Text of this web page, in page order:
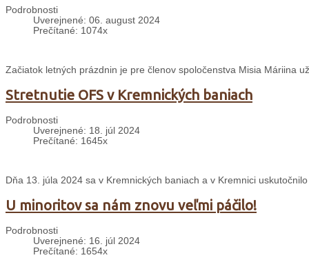
Podrobnosti
Uverejnené: 06. august 2024
Prečítané: 1074x
Začiatok letných prázdnin je pre členov spoločenstva Misia Máriina
Stretnutie OFS v Kremnických baniach
Podrobnosti
Uverejnené: 18. júl 2024
Prečítané: 1645x
Dňa 13. júla 2024 sa v Kremnických baniach a v Kremnici
U minoritov sa nám znovu veľmi páčilo!
Podrobnosti
Uverejnené: 16. júl 2024
Prečítané: 1654x